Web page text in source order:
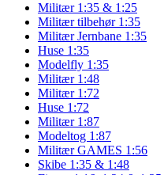
Militær 1:35 & 1:25
Militær tilbehør 1:35
Militær Jernbane 1:35
Huse 1:35
Modelfly 1:35
Militær 1:48
Militær 1:72
Huse 1:72
Militær 1:87
Modeltog 1:87
Militær GAMES 1:56
Skibe 1:35 & 1:48